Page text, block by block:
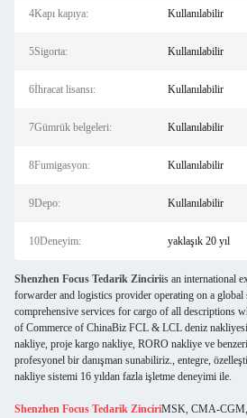
4Kapı kapıya: Kullanılabilir
5Sigorta: Kullanılabilir
6İhracat lisansı: Kullanılabilir
7Gümrük belgeleri: Kullanılabilir
8Fumigasyon: Kullanılabilir
9Depo: Kullanılabilir
10Deneyim: yaklaşık 20 yıl
Shenzhen Focus Tedarik Zinciriis an international
forwarder and logistics provider operating on a global
comprehensive services for cargo of all descriptions
of Commerce of ChinaBiz FCL & LCL deniz
nakliye, proje kargo nakliye, RORO nakliye ve benzeri
profesyonel bir danışman sunabiliriz., entegre,
nakliye sistemi 16 yıldan fazla işletme deneyimi ile.
Shenzhen Focus Tedarik ZinciriMSK, CMA-